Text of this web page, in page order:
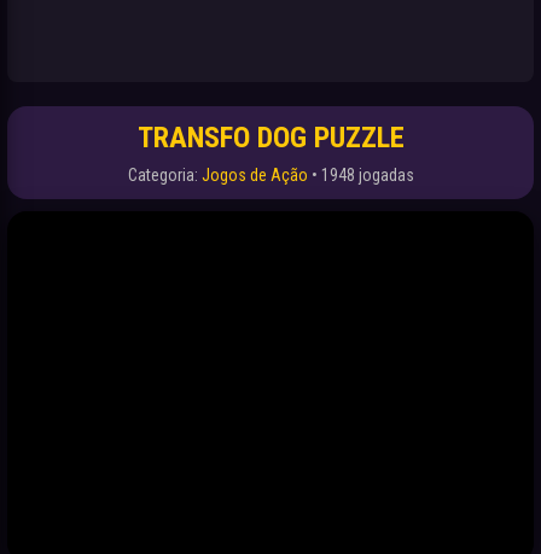
TRANSFO DOG PUZZLE
Categoria: Jogos de Ação • 1948 jogadas